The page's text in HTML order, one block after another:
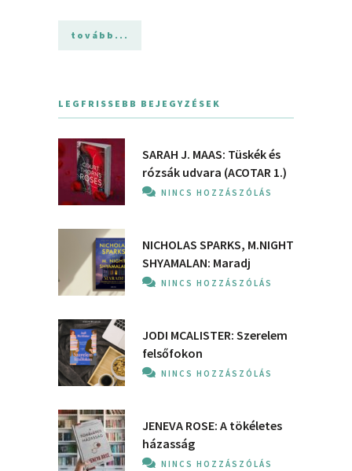
tovább...
LEGFRISSEBB BEJEGYZÉSEK
SARAH J. MAAS: Tüskék és
rózsák udvara (ACOTAR 1.)
NINCS HOZZÁSZÓLÁS
NICHOLAS SPARKS, M.NIGHT
SHYAMALAN: Maradj
NINCS HOZZÁSZÓLÁS
JODI MCALISTER: Szerelem
felsőfokon
NINCS HOZZÁSZÓLÁS
JENEVA ROSE: A ​tökéletes
házasság
NINCS HOZZÁSZÓLÁS